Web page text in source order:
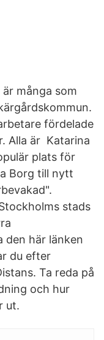
många som
fördelade
Alla är Katarina
plats för
Borg till nytt
stads
den här länken
du efter
Ta reda på
och hur
ut.